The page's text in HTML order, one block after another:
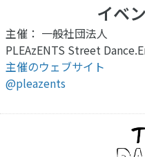
イベ
主催： 一般社団法人
PLEAzENTS Street
主催のウェブサイト
@pleazents